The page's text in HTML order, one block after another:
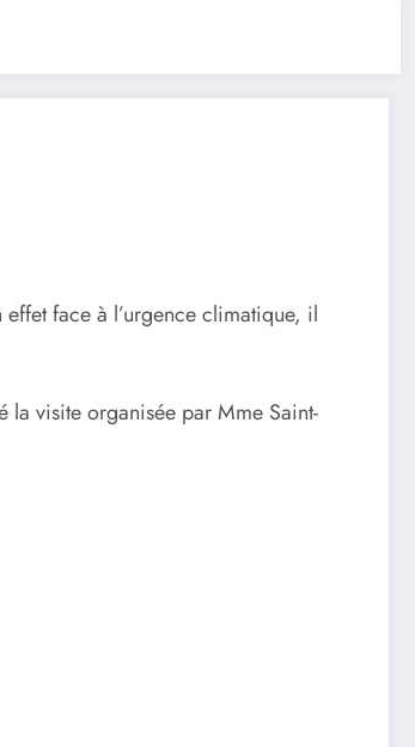
face à l’urgence climatique, il
la visite organisée par Mme Saint-